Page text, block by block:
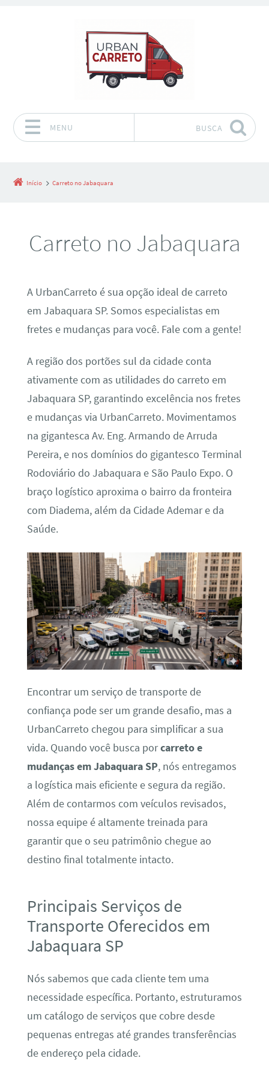
MENU BUSCA
Início Carreto no Jabaquara
Carreto no Jabaquara
A UrbanCarreto é sua opção ideal de carreto
em Jabaquara SP. Somos especialistas em
fretes e mudanças para você. Fale com a gente!
A região dos portões sul da cidade conta
ativamente com as utilidades do carreto em
Jabaquara SP, garantindo excelência nos fretes
e mudanças via UrbanCarreto. Movimentamos
na gigantesca Av. Eng. Armando de Arruda
Pereira, e nos domínios do gigantesco Terminal
Rodoviário do Jabaquara e São Paulo Expo. O
braço logístico aproxima o bairro da fronteira
com Diadema, além da Cidade Ademar e da
Saúde.
Encontrar um serviço de transporte de
confiança pode ser um grande desafio, mas a
UrbanCarreto chegou para simplificar a sua
vida. Quando você busca porcarreto e
mudanças em Jabaquara SP, nós entregamos
a logística mais eficiente e segura da região.
Além de contarmos com veículos revisados,
nossa equipe é altamente treinada para
garantir que o seu patrimônio chegue ao
destino final totalmente intacto.
Principais Serviços de
Transporte Oferecidos em
Jabaquara SP
Nós sabemos que cada cliente tem uma
necessidade específica. Portanto, estruturamos
um catálogo de serviços que cobre desde
pequenas entregas até grandes transferências
de endereço pela cidade.